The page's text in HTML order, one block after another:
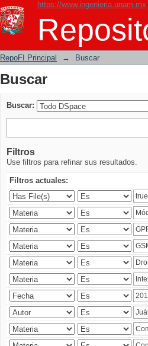
https://www.ingenieria.unam.mx
Buscar
RepoFI Principal → Buscar
Buscar
Buscar:
Filtros
Use filtros para refinar sus resultados.
Filtros actuales: